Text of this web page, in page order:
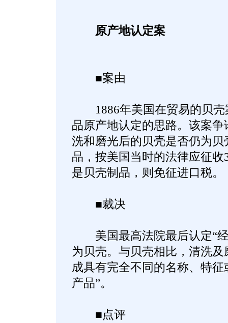
原产地认定案
■案由
1886年美国在贸易的贝壳
品原产地认定的思路。该案
洗和磨光后的贝壳是否仍为
品，按美国当时的法律应征
是贝壳制品，则免征进口税。
■裁决
美国最高法院最后认定“经
为贝壳。与贝壳相比，清洗
成具有完全不同的名称、特
产品”。
■点评